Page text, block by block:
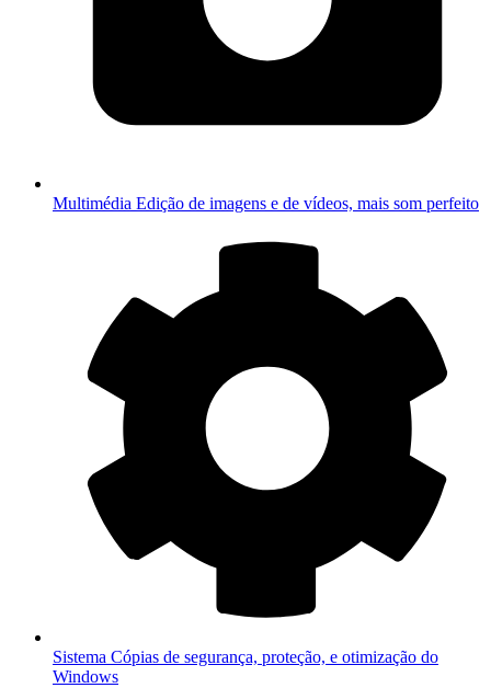
Multimédia Edição de imagens e de vídeos, mais som perfeito
Sistema Cópias de segurança, proteção, e otimização do
Windows